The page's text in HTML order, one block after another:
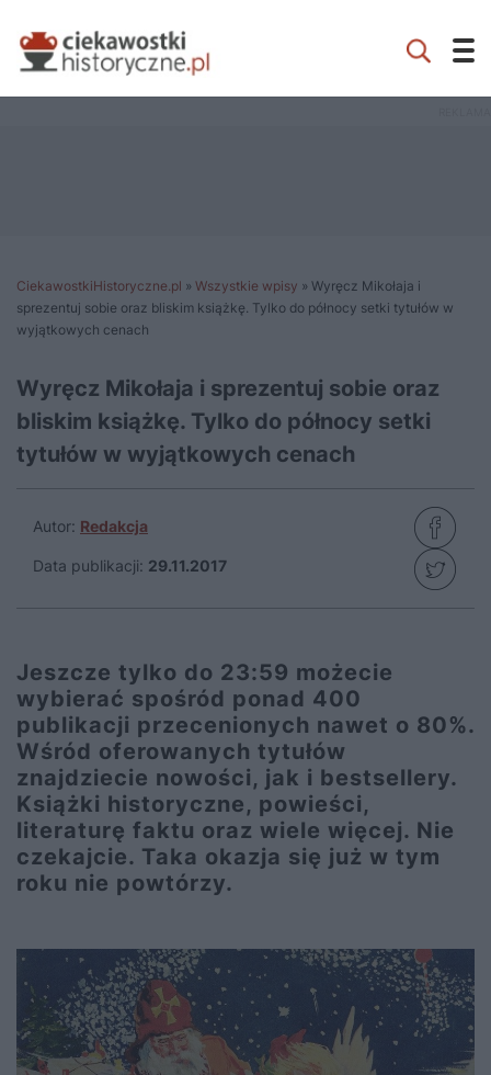
CiekawostkiHistoryczne.pl » Wszystkie wpisy » Wyręcz Mikołaja i
sprezentuj sobie oraz bliskim książkę. Tylko do północy setki tytułów w
wyjątkowych cenach
Wyręcz Mikołaja i sprezentuj sobie oraz
bliskim książkę. Tylko do północy setki
tytułów w wyjątkowych cenach
Autor: Redakcja
Data publikacji: 29.11.2017
Jeszcze tylko do 23:59 możecie
wybierać spośród ponad 400
publikacji przecenionych nawet o 80%.
Wśród oferowanych tytułów
znajdziecie nowości, jak i bestsellery.
Książki historyczne, powieści,
literaturę faktu oraz wiele więcej. Nie
czekajcie. Taka okazja się już w tym
roku nie powtórzy.